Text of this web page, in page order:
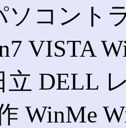
ソコント
VISTA
立 DELL
WinMe